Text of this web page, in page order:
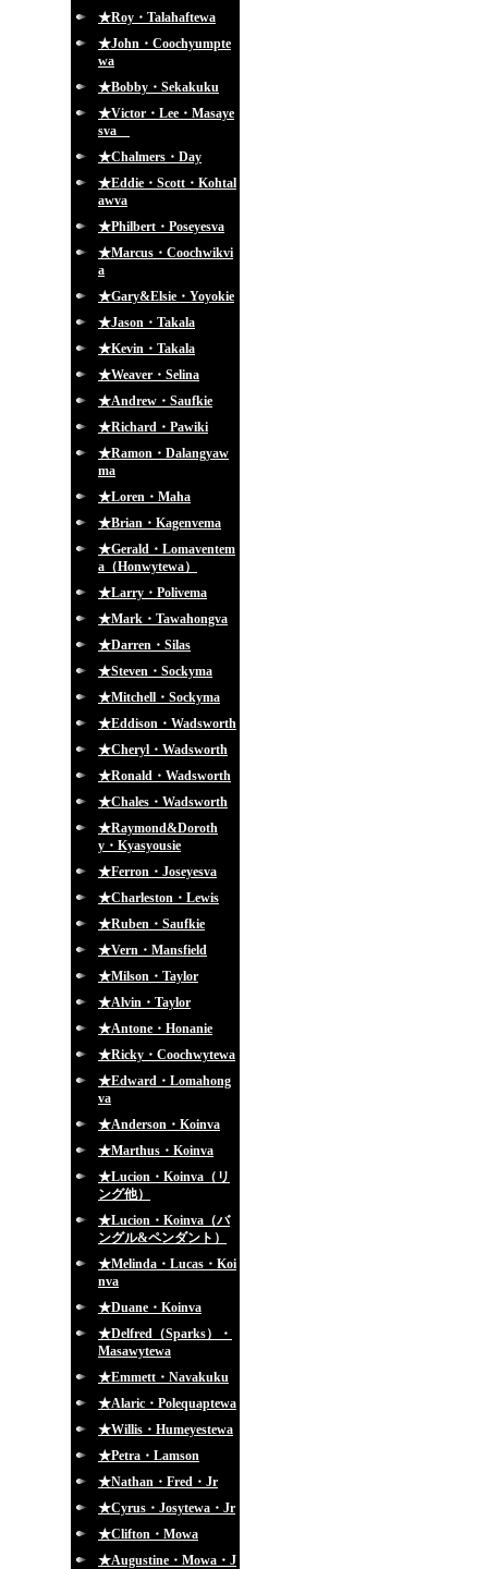
★Roy・Talahaftewa
★John・Coochyumpte
wa
★Bobby・Sekakuku
★Victor・Lee・Masaye
sva
★Chalmers・Day
★Eddie・Scott・Kohtal
awva
★Philbert・Poseyesva
★Marcus・Coochwikvi
a
★Gary&Elsie・Yoyokie
★Jason・Takala
★Kevin・Takala
★Weaver・Selina
★Andrew・Saufkie
★Richard・Pawiki
★Ramon・Dalangyaw
ma
★Loren・Maha
★Brian・Kagenvema
★Gerald・Lomaventem
a（Honwytewa）
★Larry・Polivema
★Mark・Tawahongva
★Darren・Silas
★Steven・Sockyma
★Mitchell・Sockyma
★Eddison・Wadsworth
★Cheryl・Wadsworth
★Ronald・Wadsworth
★Chales・Wadsworth
★Raymond&Doroth
y・Kyasyousie
★Ferron・Joseyesva
★Charleston・Lewis
★Ruben・Saufkie
★Vern・Mansfield
★Milson・Taylor
★Alvin・Taylor
★Antone・Honanie
★Ricky・Coochwytewa
★Edward・Lomahong
va
★Anderson・Koinva
★Marthus・Koinva
★Lucion・Koinva（リ
ング他）
★Lucion・Koinva（バ
ングル&ペンダント）
★Melinda・Lucas・Koi
nva
★Duane・Koinva
★Delfred（Sparks）・
Masawytewa
★Emmett・Navakuku
★Alaric・Polequaptewa
★Willis・Humeyestewa
★Petra・Lamson
★Nathan・Fred・Jr
★Cyrus・Josytewa・Jr
★Clifton・Mowa
★Augustine・Mowa・J